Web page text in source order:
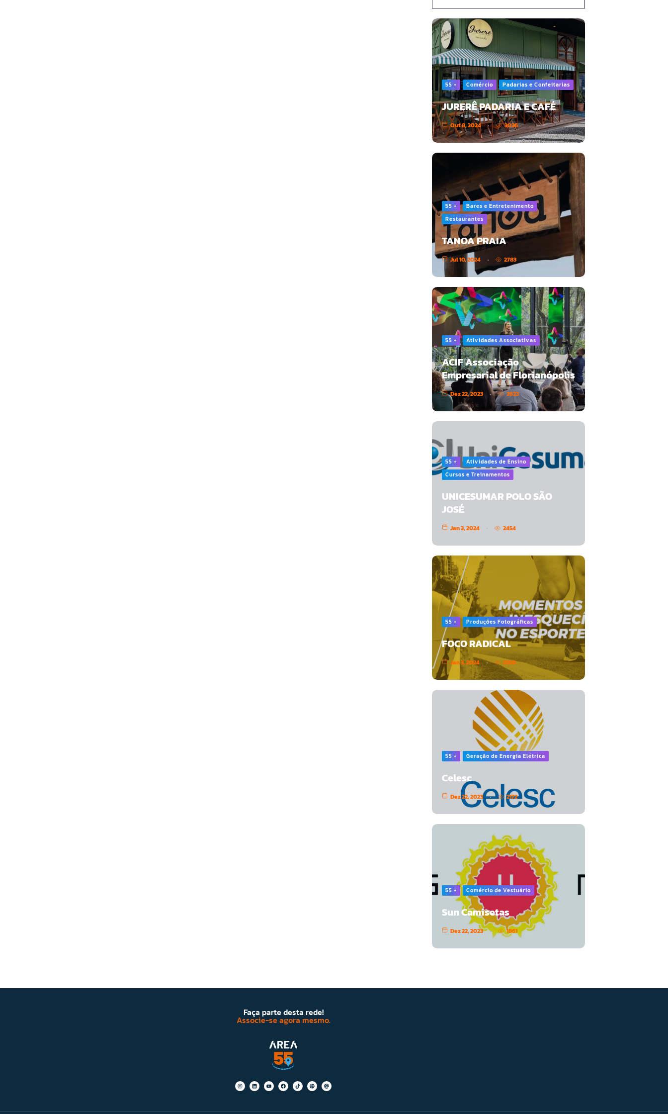
55 + Comércio Padarias e Confeitarias
JURERÊ PADARIA E CAFÉ
Out 8, 2024 3036
55 +
Bares e Entretenimento
Restaurantes
TANOA PRAIA
Jul 10, 2024 2783
55 + Atividades Associativas
ACIF Associação
Empresarial de Florianópolis
Dez 22, 2023 2623
55 +
Atividades de Ensino
Cursos e Treinamentos
UNICESUMAR POLO SÃO
JOSÉ
Jan 3, 2024 2454
55 + Produções Fotográficas
FOCO RADICAL
Jan 3, 2024 2250
55 + Geração de Energia Elétrica
Celesc
Dez 22, 2023 2172
55 + Comércio de Vestuário
Sun Camisetas
Dez 22, 2023 1861
Faça parte desta rede!
Associe-se agora mesmo.